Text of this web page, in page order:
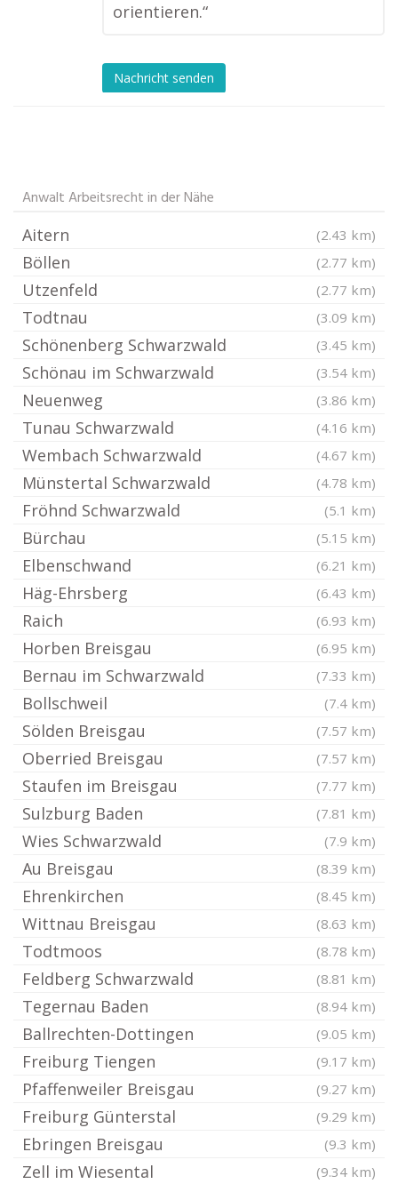
orientieren.“
Nachricht senden
Anwalt Arbeitsrecht in der Nähe
Aitern (2.43 km)
Böllen (2.77 km)
Utzenfeld (2.77 km)
Todtnau (3.09 km)
Schönenberg Schwarzwald (3.45 km)
Schönau im Schwarzwald (3.54 km)
Neuenweg (3.86 km)
Tunau Schwarzwald (4.16 km)
Wembach Schwarzwald (4.67 km)
Münstertal Schwarzwald (4.78 km)
Fröhnd Schwarzwald (5.1 km)
Bürchau (5.15 km)
Elbenschwand (6.21 km)
Häg-Ehrsberg (6.43 km)
Raich (6.93 km)
Horben Breisgau (6.95 km)
Bernau im Schwarzwald (7.33 km)
Bollschweil (7.4 km)
Sölden Breisgau (7.57 km)
Oberried Breisgau (7.57 km)
Staufen im Breisgau (7.77 km)
Sulzburg Baden (7.81 km)
Wies Schwarzwald (7.9 km)
Au Breisgau (8.39 km)
Ehrenkirchen (8.45 km)
Wittnau Breisgau (8.63 km)
Todtmoos (8.78 km)
Feldberg Schwarzwald (8.81 km)
Tegernau Baden (8.94 km)
Ballrechten-Dottingen (9.05 km)
Freiburg Tiengen (9.17 km)
Pfaffenweiler Breisgau (9.27 km)
Freiburg Günterstal (9.29 km)
Ebringen Breisgau (9.3 km)
Zell im Wiesental (9.34 km)